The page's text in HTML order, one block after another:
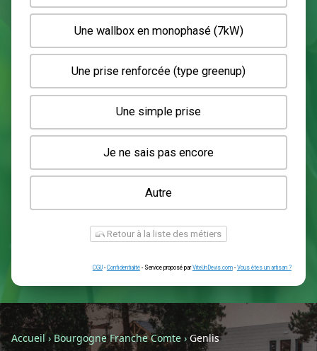
Quel type de borne souhaitez-
installer ?
Une wallbox en triphasé (22kW)
Une wallbox en monophasé (7kW)
Une prise renforcée (type greenup)
Une simple prise
Je ne sais pas encore
Autre
Accueil› Bourgogne Franche Comte ›Genlis